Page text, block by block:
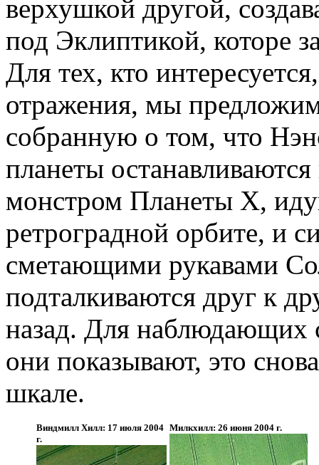
верхушкой другой,
под Эклиптикой, которе
Для тех, кто
отражения, мы
собранную о том, что
планеты
монстром Планеты Х,
ретроградной орбите, и
сметающими рукавами
подталкиваются друг к
назад. Для наблюдающих
они показывают, это
шкале.
Виндмилл Хилл: 17 июля 2004
г.
Милкхилл: 26 июня 2004 г.